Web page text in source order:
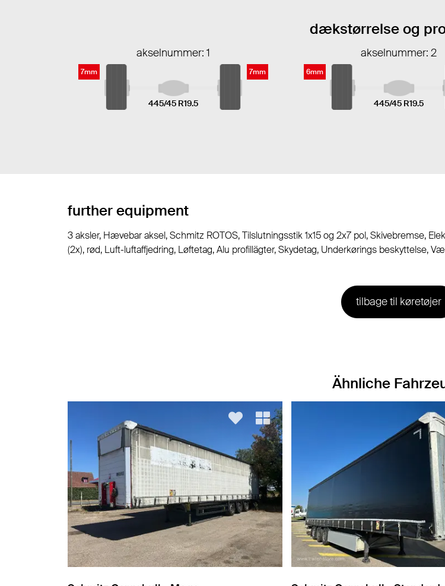
dækstørrelse og
akselnummer: 1
7mm
445/45 R19.5
7mm
akselnummer: 2
6mm
445/45 R19.5
further equipment
3 aksler, Hævebar aksel, Schmitz ROTOS, Tilslutningsstik 1x15 og 2x7 pol, Skivebremse,
(2x), rød, Luft-luftaffjedring, Løftetag, Alu profillägter, Skydetag, Underkørings beskyttelse,
tilbage til køretøjer
Ähnliche